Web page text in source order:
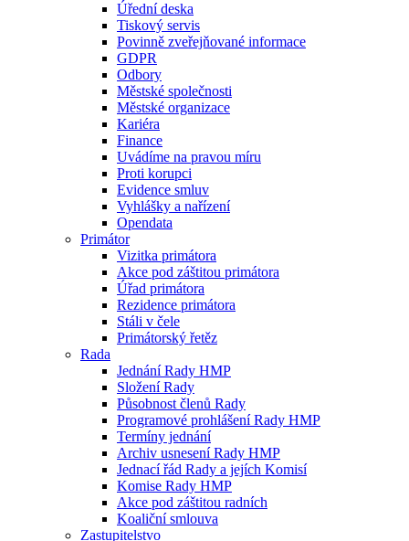
Úřední deska
Tiskový servis
Povinně zveřejňované informace
GDPR
Odbory
Městské společnosti
Městské organizace
Kariéra
Finance
Uvádíme na pravou míru
Proti korupci
Evidence smluv
Vyhlášky a nařízení
Opendata
Primátor
Vizitka primátora
Akce pod záštitou primátora
Úřad primátora
Rezidence primátora
Stáli v čele
Primátorský řetěz
Rada
Jednání Rady HMP
Složení Rady
Působnost členů Rady
Programové prohlášení Rady HMP
Termíny jednání
Archiv usnesení Rady HMP
Jednací řád Rady a jejích Komisí
Komise Rady HMP
Akce pod záštitou radních
Koaliční smlouva
Zastupitelstvo